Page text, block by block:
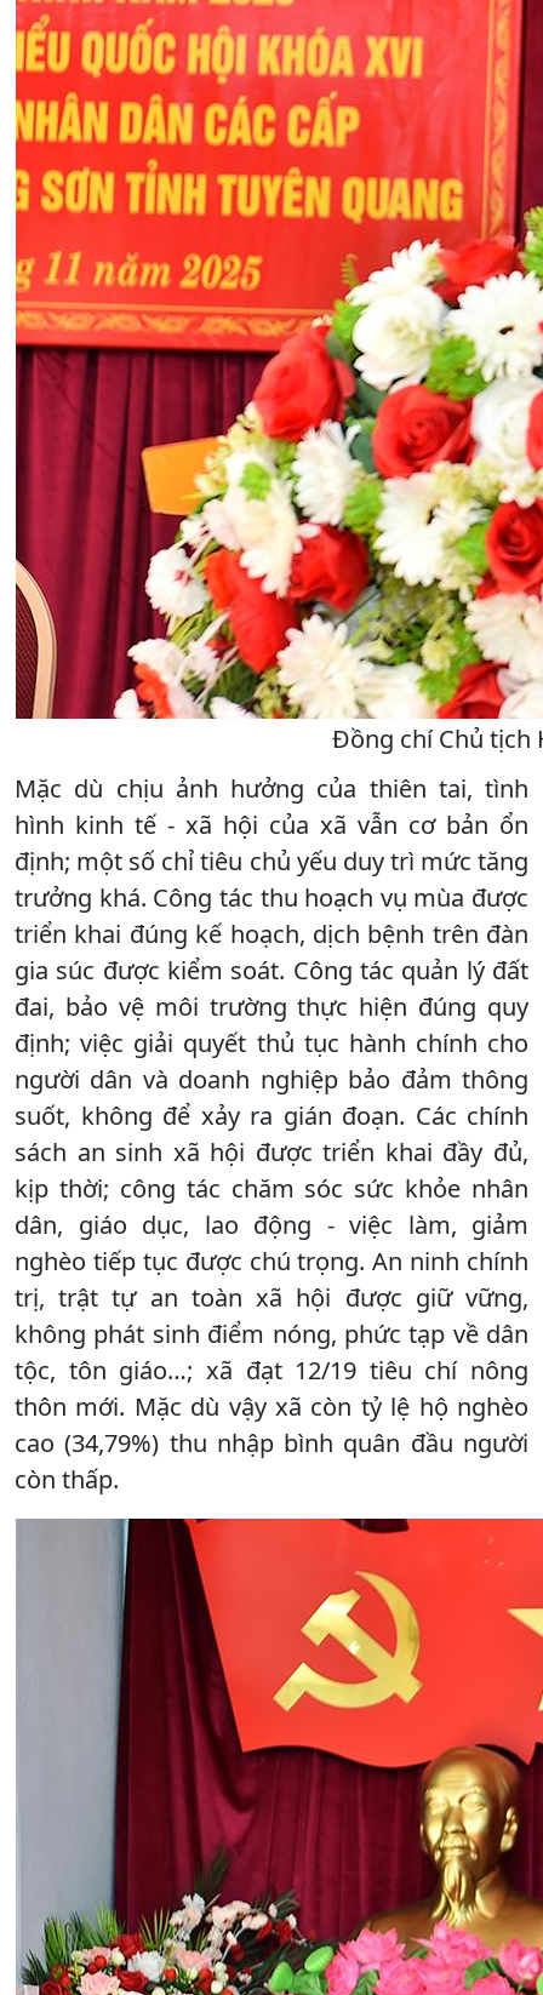
Đồng chí Chủ tịch
Mặc dù chịu ảnh hưởng của thiên tai, tình
hình kinh tế - xã hội của xã vẫn cơ bản ổn
định; một số chỉ tiêu chủ yếu duy trì mức tăng
trưởng khá. Công tác thu hoạch vụ mùa được
triển khai đúng kế hoạch, dịch bệnh trên đàn
gia súc được kiểm soát. Công tác quản lý đất
đai, bảo vệ môi trường thực hiện đúng quy
định; việc giải quyết thủ tục hành chính cho
người dân và doanh nghiệp bảo đảm thông
suốt, không để xảy ra gián đoạn. Các chính
sách an sinh xã hội được triển khai đầy đủ,
kịp thời; công tác chăm sóc sức khỏe nhân
dân, giáo dục, lao động - việc làm, giảm
nghèo tiếp tục được chú trọng. An ninh chính
trị, trật tự an toàn xã hội được giữ vững,
không phát sinh điểm nóng, phức tạp về dân
tộc, tôn giáo…; xã đạt 12/19 tiêu chí nông
thôn mới. Mặc dù vậy xã còn tỷ lệ hộ nghèo
cao (34,79%) thu nhập bình quân đầu người
còn thấp.